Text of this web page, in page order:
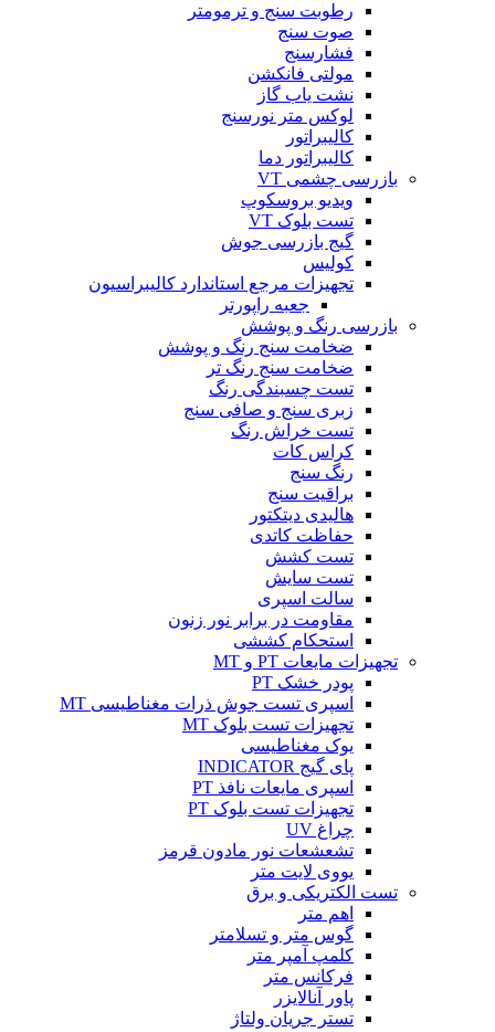
رطوبت سنج و ترمومتر
صوت سنج
فشارسنج
مولتی فانکشن
نشت یاب گاز
لوکس متر نورسنج
کالیبراتور
کالیبراتور دما
بازرسی چشمی VT
ویدیو بروسکوپ
تست بلوک VT
گیج بازرسی جوش
کولیس
تجهیزات مرجع استاندارد کالیبراسیون
جعبه راپورتر
بازرسی رنگ و پوشش
ضخامت سنج رنگ و پوشش
ضخامت سنج رنگ تر
تست چسبندگی رنگ
زبری سنج و صافی سنج
تست خراش رنگ
کراس کات
رنگ سنج
براقیت سنج
هالیدی دیتکتور
حفاظت کاتدی
تست کشش
تست سایش
سالت اسپری
مقاومت در برابر نور زنون
استحکام کششی
تجهیزات مایعات PT و MT
پودر خشک PT
اسپری تست جوش ذرات مغناطیسی MT
تجهیزات تست بلوک MT
یوک مغناطیسی
پای گیج INDICATOR
اسپری مایعات نافذ PT
تجهیزات تست بلوک PT
چراغ UV
تشعشعات نور مادون قرمز
یووی لایت متر
تست الکتریکی و برق
اهم متر
گوس متر و تسلامتر
کلمپ آمپر متر
فرکانس متر
پاور آنالایزر
تستر جریان ولتاژ